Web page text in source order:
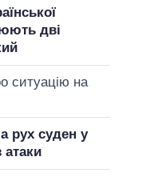
дві
ситуацію на
рух суден у